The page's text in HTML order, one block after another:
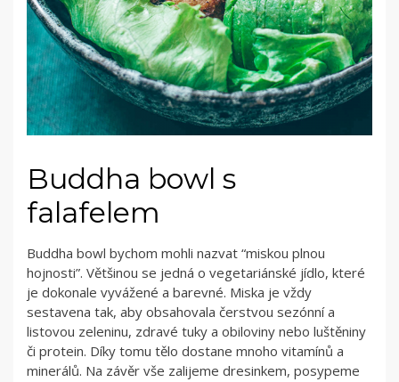
Buddha bowl s
falafelem
Buddha bowl bychom mohli nazvat “miskou plnou
hojnosti”. Většinou se jedná o vegetariánské jídlo, které
je dokonale vyvážené a barevné. Miska je vždy
sestavena tak, aby obsahovala čerstvou sezónní a
listovou zeleninu, zdravé tuky a obiloviny nebo luštěniny
či protein. Díky tomu tělo dostane mnoho vitamínů a
minerálů. Na závěr vše zalijeme dresinkem, posypeme